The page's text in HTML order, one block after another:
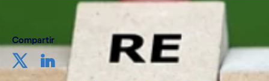
Compartir